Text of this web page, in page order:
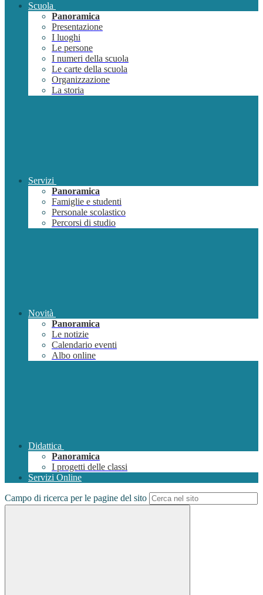
Scuola
Panoramica
Presentazione
I luoghi
Le persone
I numeri della scuola
Le carte della scuola
Organizzazione
La storia
Servizi
Panoramica
Famiglie e studenti
Personale scolastico
Percorsi di studio
Novità
Panoramica
Le notizie
Calendario eventi
Albo online
Didattica
Panoramica
I progetti delle classi
Servizi Online
Campo di ricerca per le pagine del sito